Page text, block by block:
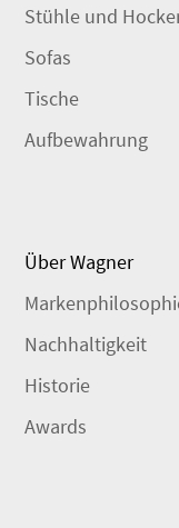
Stühle und
Sofas
Tische
Aufbewahrung
Über Wagner
Nachhaltigkeit
Historie
Awards